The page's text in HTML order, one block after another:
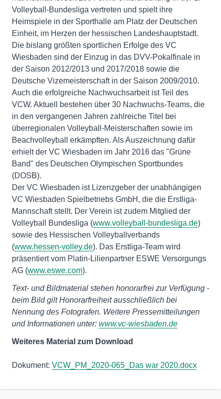
Volleyball-Bundesliga vertreten und spielt ihre
Heimspiele in der Sporthalle am Platz der Deutschen
Einheit, im Herzen der hessischen Landeshauptstadt.
Die bislang größten sportlichen Erfolge des VC
Wiesbaden sind der Einzug in das DVV-Pokalfinale in
der Saison 2012/2013 und 2017/2018 sowie die
Deutsche Vizemeisterschaft in der Saison 2009/2010.
Auch die erfolgreiche Nachwuchsarbeit ist Teil des
VCW. Aktuell bestehen über 30 Nachwuchs-Teams, die
in den vergangenen Jahren zahlreiche Titel bei
überregionalen Volleyball-Meisterschaften sowie im
Beachvolleyball erkämpften. Als Auszeichnung dafür
erhielt der VC Wiesbaden im Jahr 2016 das "Grüne
Band" des Deutschen Olympischen Sportbundes
(DOSB).
Der VC Wiesbaden ist Lizenzgeber der unabhängigen
VC Wiesbaden Spielbetriebs GmbH, die die Erstliga-
Mannschaft stellt. Der Verein ist zudem Mitglied der
Volleyball Bundesliga (www.volleyball-bundesliga.de)
sowie des Hessischen Volleyballverbands
(www.hessen-volley.de). Das Erstliga-Team wird
präsentiert vom Platin-Lilienpartner ESWE Versorgungs
AG (www.eswe.com).
Text- und Bildmaterial stehen honorarfrei zur Verfügung -
beim Bild gilt Honorarfreiheit ausschließlich bei
Nennung des Fotografen. Weitere Pressemitteilungen
und Informationen unter: www.vc-wiesbaden.de
Weiteres Material zum Download
Dokument: VCW_PM_2020-065_Das war 2020.docx